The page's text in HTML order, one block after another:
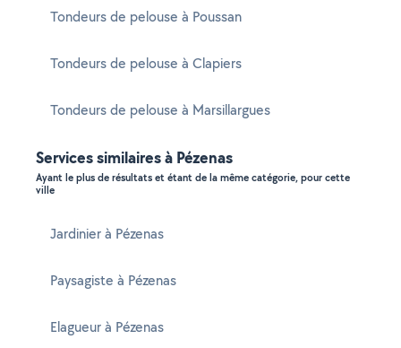
Tondeurs de pelouse à Poussan
Tondeurs de pelouse à Clapiers
Tondeurs de pelouse à Marsillargues
Services similaires à Pézenas
Ayant le plus de résultats et étant de la même catégorie, pour cette
ville
Jardinier à Pézenas
Paysagiste à Pézenas
Elagueur à Pézenas